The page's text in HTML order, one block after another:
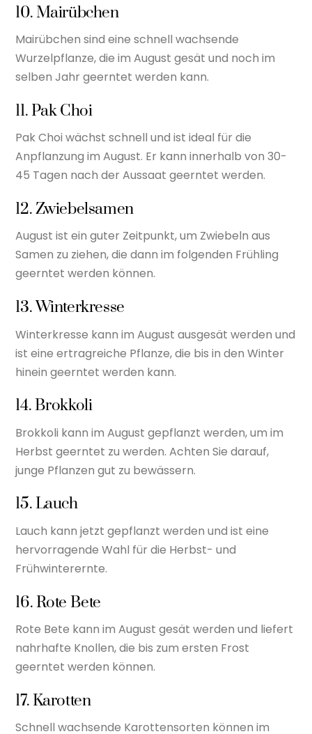
10. Mairübchen
Mairübchen sind eine schnell wachsende
Wurzelpflanze, die im August gesät und noch im
selben Jahr geerntet werden kann.
11. Pak Choi
Pak Choi wächst schnell und ist ideal für die
Anpflanzung im August. Er kann innerhalb von 30-
45 Tagen nach der Aussaat geerntet werden.
12. Zwiebelsamen
August ist ein guter Zeitpunkt, um Zwiebeln aus
Samen zu ziehen, die dann im folgenden Frühling
geerntet werden können.
13. Winterkresse
Winterkresse kann im August ausgesät werden und
ist eine ertragreiche Pflanze, die bis in den Winter
hinein geerntet werden kann.
14. Brokkoli
Brokkoli kann im August gepflanzt werden, um im
Herbst geerntet zu werden. Achten Sie darauf,
junge Pflanzen gut zu bewässern.
15. Lauch
Lauch kann jetzt gepflanzt werden und ist eine
hervorragende Wahl für die Herbst- und
Frühwinterernte.
16. Rote Bete
Rote Bete kann im August gesät werden und liefert
nahrhafte Knollen, die bis zum ersten Frost
geerntet werden können.
17. Karotten
Schnell wachsende Karottensorten können im